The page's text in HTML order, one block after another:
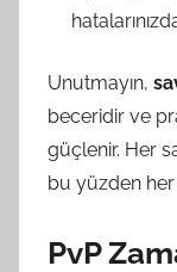
Unutmayın,
beceridir ve
güçlenir. Her
bu yüzden her
PvP